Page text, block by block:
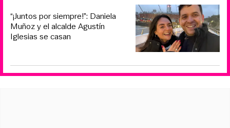
“¡Juntos por siempre!”: Daniela
Muñoz y el alcalde Agustín
Iglesias se casan